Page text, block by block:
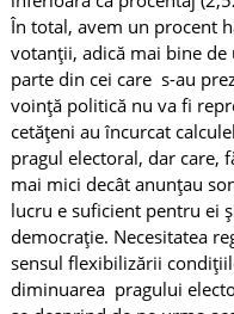
În total, avem un procent
votanții, adică mai bine de
parte din cei care s-au
voință politică nu va fi
cetățeni au încurcat
pragul electoral, dar care,
mai mici decât anunțau
lucru e suficient pentru ei
democrație. Necesitatea
sensul flexibilizării
diminuarea pragului